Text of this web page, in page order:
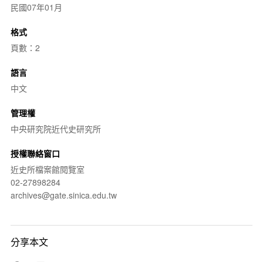
民國07年01月
格式
頁數：2
語言
中文
管理權
中央研究院近代史研究所
授權聯絡窗口
近史所檔案館閱覽室
02-27898284
archives@gate.sinica.edu.tw
分享本文